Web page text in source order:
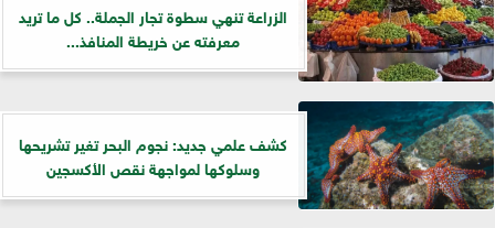
الزراعة تنهي سطوة تجار الجملة.. كل ما تريد
معرفته عن خريطة المنافذ...
كشف علمي جديد: نجوم البحر تغير تشريحها
وسلوكها لمواجهة نقص الأكسجين